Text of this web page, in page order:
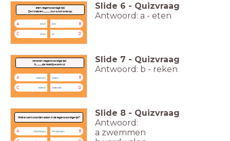
eten (tegenwoordige tijd)
De kinderen...............hun lunch snel op.
A eten B
eet
C aten D
at
Slide 6 - Quizvraag
Antwoord: a - eten
rekenen (tegenwoordige tijd)
Ik...........de moeilijke som uit.
A rekenen B
reken
C rekent D
rekende
Slide 7 - Quizvraag
Antwoord: b - reken
Welke werkwoorden staan in de tegenwoordige tijd?
A Zwemmen B
Verdwalen
Slide 8 - Quizvraag
Antwoord:
a zwemmen